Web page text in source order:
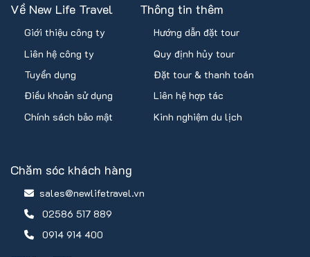
Về New Life Travel
Giới thiệu công ty
Liên hệ công ty
Tuyển dụng
Điều khoản sử dụng
Chính sách bảo mật
Thông tin thêm
Hướng dẫn đặt tour
Quy định hủy tour
Đặt tour & thanh toán
Liên hệ hợp tác
Kinh nghiệm du lịch
Chăm sóc khách hàng
sales@newlifetravel.vn
02586 517 889
0914 914 400